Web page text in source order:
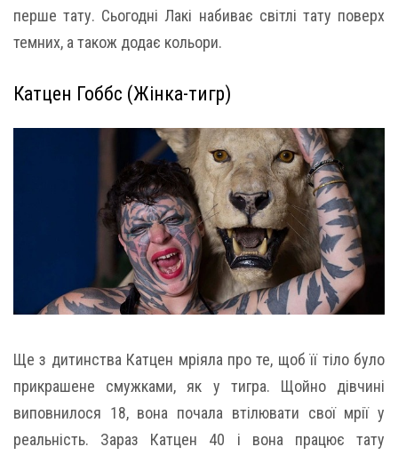
перше тату. Сьогодні Лакі набиває світлі тату поверх
темних, а також додає кольори.
Катцен Гоббс (Жінка-тигр)
Ще з дитинства Катцен мріяла про те, щоб її тіло було
прикрашене смужками, як у тигра. Щойно дівчині
виповнилося 18, вона почала втілювати свої мрії у
реальність. Зараз Катцен 40 і вона працює тату